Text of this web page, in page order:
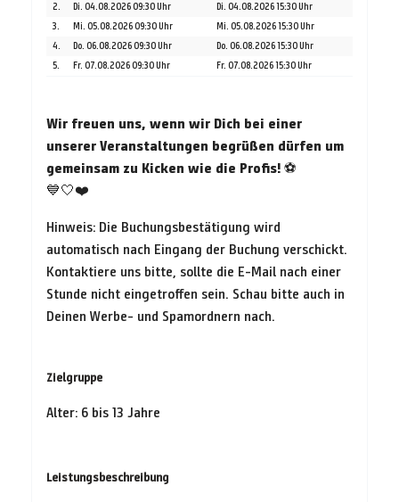
2.
Di. 04.08.2026 09:30 Uhr
Di. 04.08.2026 15:30 Uhr
3.
Mi. 05.08.2026 09:30 Uhr
Mi. 05.08.2026 15:30 Uhr
4.
Do. 06.08.2026 09:30 Uhr
Do. 06.08.2026 15:30 Uhr
5.
Fr. 07.08.2026 09:30 Uhr Fr. 07.08.2026 15:30 Uhr
Wir freuen uns, wenn wir Dich bei einer
unserer Veranstaltungen begrüßen dürfen um
gemeinsam zu Kicken wie die Profis! ⚽
💙🤍❤️
Hinweis: Die Buchungsbestätigung wird
automatisch nach Eingang der Buchung verschickt.
Kontaktiere uns bitte, sollte die E-Mail nach einer
Stunde nicht eingetroffen sein. Schau bitte auch in
Deinen Werbe- und Spamordnern nach.
Zielgruppe
Alter: 6 bis 13 Jahre
Leistungsbeschreibung